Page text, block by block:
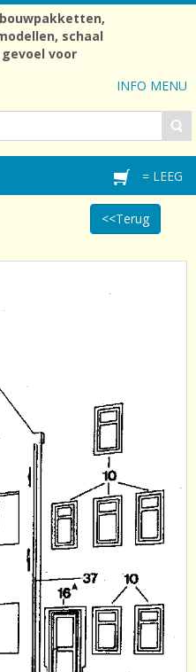
INFO MENU
schaal
gevoel voor
= LEEG
<<Terug